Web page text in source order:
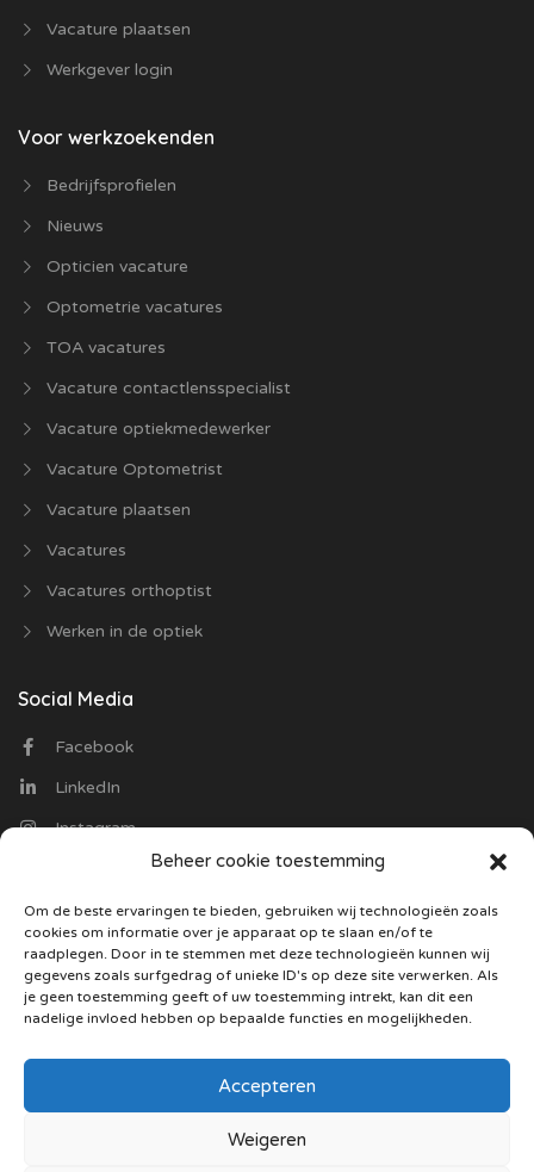
Beheer cookie toestemming
Om de beste ervaringen te bieden, gebruiken wij technologieën zoals
cookies om informatie over je apparaat op te slaan en/of te
raadplegen. Door in te stemmen met deze technologieën kunnen wij
gegevens zoals surfgedrag of unieke ID's op deze site verwerken. Als
je geen toestemming geeft of uw toestemming intrekt, kan dit een
nadelige invloed hebben op bepaalde functies en mogelijkheden.
Accepteren
Weigeren
Vacature plaatsen
Werkgever login
Voor werkzoekenden
Bedrijfsprofielen
Nieuws
Opticien vacature
Optometrie vacatures
TOA vacatures
Vacature contactlensspecialist
Vacature optiekmedewerker
Vacature Optometrist
Vacature plaatsen
Vacatures
Vacatures orthoptist
Werken in de optiek
Social Media
Facebook
LinkedIn
Instagram
Optiekvacatures.nl
Trasmolenlaan 12
3447 GZ Woerden
Stuur ons een mail